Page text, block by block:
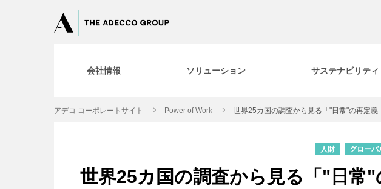
会社情報 ソリューション サステナビリティ
アデコ コーポレートサイト Power of Work 世界25カ国の調査から見る「"日常"の再定義
人財 グローバ
世界25カ国の調査から見る「"日常"